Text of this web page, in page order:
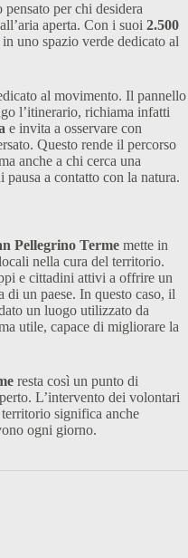
per chi desidera
aperta. Con i suoi 2.500
uno spazio verde dedicato al
al movimento. Il pannello
l’itinerario, richiama infatti
e invita a osservare con
Questo rende il percorso
anche a chi cerca una
pausa a contatto con la natura.
Pellegrino Terme mette in
nella cura del territorio.
e cittadini attivi a offrire un
un paese. In questo caso, il
un luogo utilizzato da
utile, capace di migliorare la
resta così un punto di
L’intervento dei volontari
significa anche
ogni giorno.